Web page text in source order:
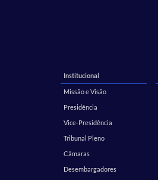
Institucional
Missão e Visão
Presidência
Vice-Presidência
Tribunal Pleno
Câmaras
Desembargadores